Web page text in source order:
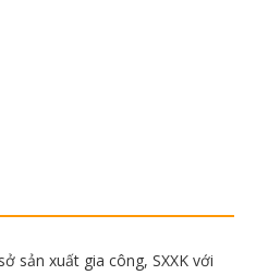
sản xuất gia công, SXXK với